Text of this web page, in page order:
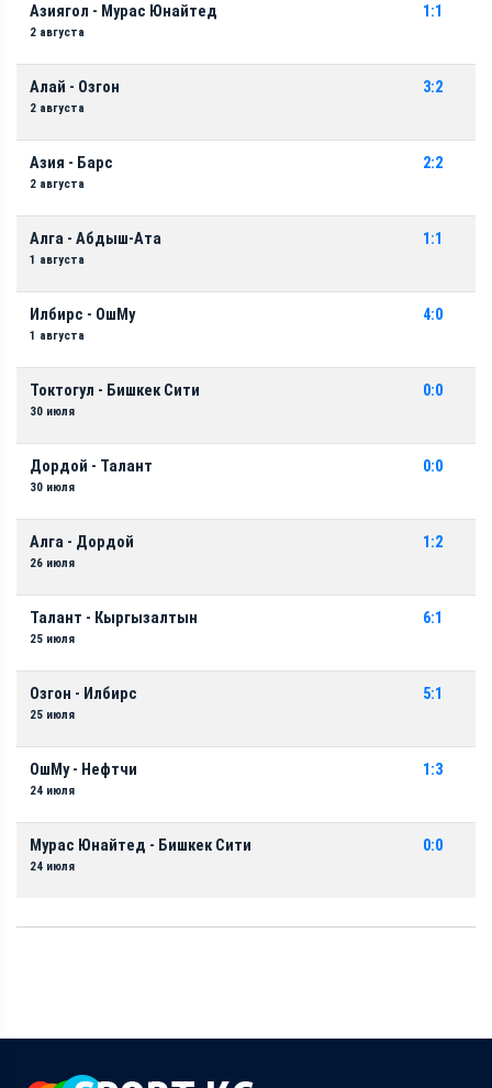
Азиягол - Мурас Юнайтед
2 августа
1:1
Алай - Озгон
2 августа
3:2
Азия - Барс
2 августа
2:2
Алга - Абдыш-Ата
1 августа
1:1
Илбирс - ОшМу
1 августа
4:0
Токтогул - Бишкек Сити
30 июля
0:0
Дордой - Талант
30 июля
0:0
Алга - Дордой
26 июля
1:2
Талант - Кыргызалтын
25 июля
6:1
Озгон - Илбирс
25 июля
5:1
ОшМу - Нефтчи
24 июля
1:3
Мурас Юнайтед - Бишкек Сити
24 июля
0:0